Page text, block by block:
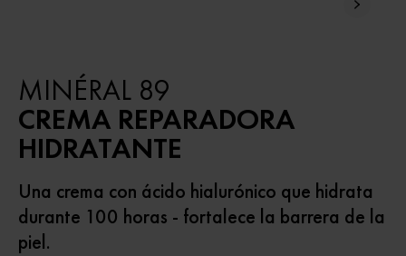
MINÉRAL 89
CREMA REPARADORA
HIDRATANTE
Una crema con ácido hialurónico que hidrata
durante 100 horas - fortalece la barrera de la
piel.